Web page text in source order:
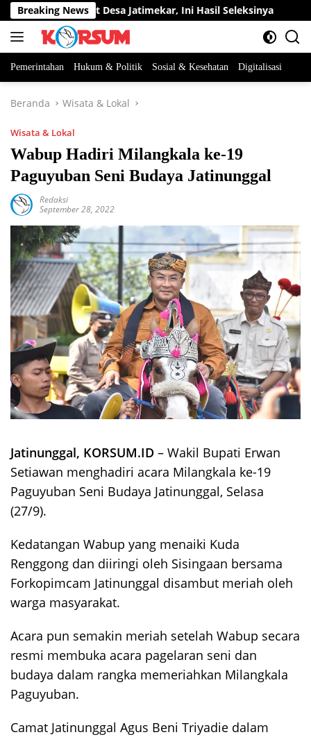
Langsung
ke
konten
Breaking News
Perangkat Desa Jatimekar, Ini Hasil Seleksinya
Pemerintahan Hukum & Politik Sosial & Kesehatan Digitalisasi
Beranda Wisata & Lokal
Wisata & Lokal
Wabup Hadiri Milangkala ke-19
Paguyuban Seni Budaya Jatinunggal
Redaksi
September 28, 2022
Jatinunggal, KORSUM.ID – Wakil Bupati Erwan
Setiawan menghadiri acara Milangkala ke-19
Paguyuban Seni Budaya Jatinunggal, Selasa
(27/9).
Kedatangan Wabup yang menaiki Kuda
Renggong dan diiringi oleh Sisingaan bersama
Forkopimcam Jatinunggal disambut meriah oleh
warga masyarakat.
Acara pun semakin meriah setelah Wabup secara
resmi membuka acara pagelaran seni dan
budaya dalam rangka memeriahkan Milangkala
Paguyuban.
Camat Jatinunggal Agus Beni Triyadie dalam